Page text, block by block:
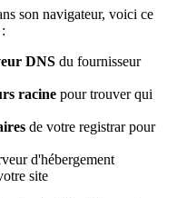
son navigateur, voici ce
DNS du fournisseur
racine pour trouver qui
de votre registrar pour
d'hébergement
site